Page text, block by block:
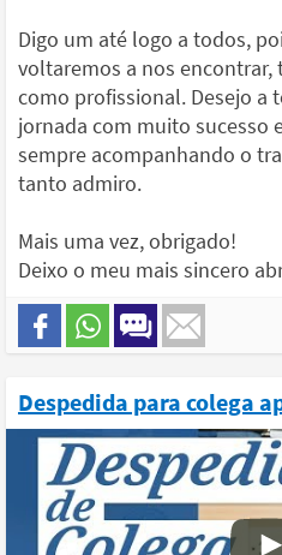
Digo um até logo a todos,
voltaremos a nos
como profissional. Desejo a
jornada com muito sucesso
sempre acompanhando o
tanto admiro.
Mais uma vez, obrigado!
Deixo o meu mais sincero
Despedida para colega